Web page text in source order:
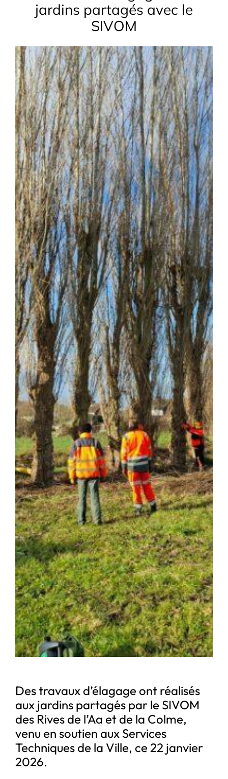
jardins partagés avec le
SIVOM
Des travaux d’élagage ont réalisés
aux jardins partagés par le SIVOM
des Rives de l’Aa et de la Colme,
venu en soutien aux Services
Techniques de la Ville, ce 22 janvier
2026.